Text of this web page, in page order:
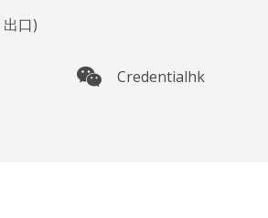
出口)
Credentialhk